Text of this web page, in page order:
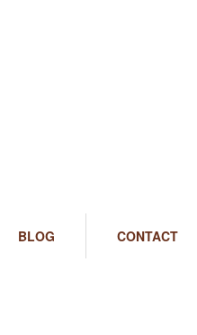
BLOG CONTACT